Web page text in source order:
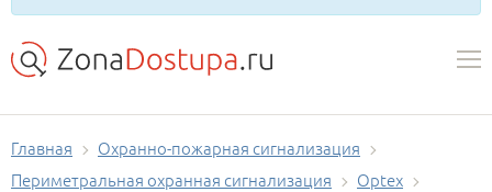
Главная
Охранно-пожарная сигнализация
Периметральная охранная сигнализация
Optex